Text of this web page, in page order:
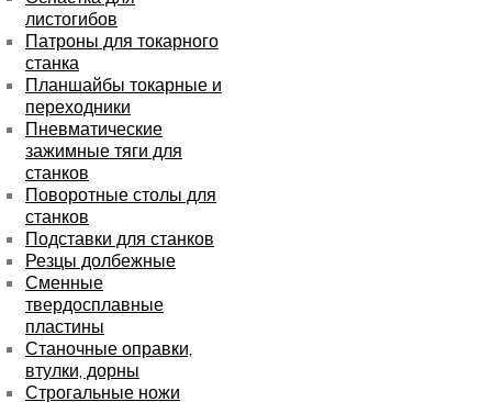
листогибов
Патроны для токарного
станка
Планшайбы токарные и
переходники
Пневматические
зажимные тяги для
станков
Поворотные столы для
станков
Подставки для станков
Резцы долбежные
Сменные
твердосплавные
пластины
Станочные оправки,
втулки, дорны
Строгальные ножи